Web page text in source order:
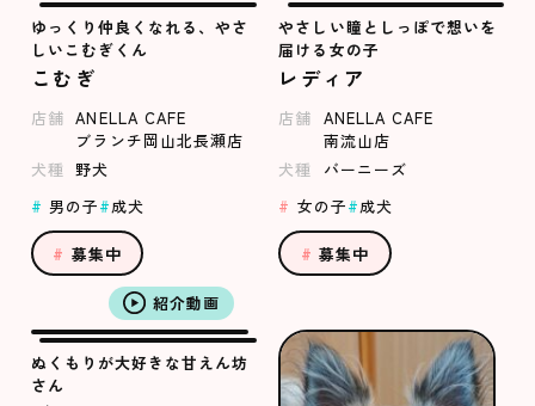
ゆっくり仲良くなれる、やさ
しいこむぎくん
こむぎ
店舗 ANELLA CAFE
ブランチ岡山北長瀬店
犬種
野犬
男の子
成犬
募集中
やさしい瞳としっぽで想いを
届ける女の子
レディア
店舗 ANELLA CAFE
南流山店
犬種
バーニーズ
女の子
成犬
募集中
紹介動画
ぬくもりが大好きな甘えん坊
さん